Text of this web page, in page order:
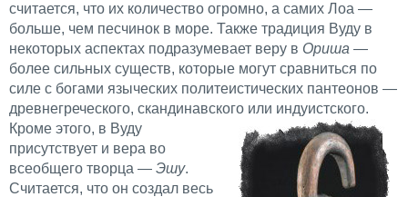
считается, что их количество огромно, а самих Лоа —
больше, чем песчинок в море. Также традиция Вуду в
некоторых аспектах подразумевает веру в Ориша —
более сильных существ, которые могут сравниться по
силе с богами языческих политеистических пантеонов —
древнегреческого, скандинавского или индуистского.
Кроме этого, в Вуду
присутствует и вера во
всеобщего творца — Эшу.
Считается, что он создал весь